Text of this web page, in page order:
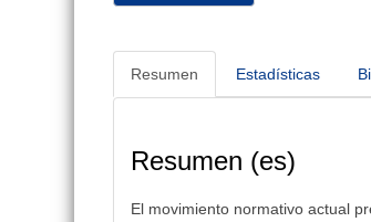
Resumen Estadísticas
Resumen (es)
El movimiento normativo actual